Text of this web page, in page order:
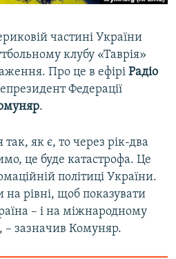
частині України
клубу «Таврія»
Про це в ефірі Радіо
Федерації
.
як є, то через рік-два
це буде катастрофа. Це
політиці України.
на рівні, щоб показувати
– і на міжнародному
– зазначив Комуняр.